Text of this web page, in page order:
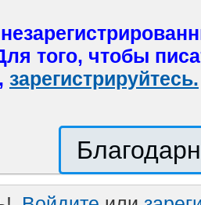
того, чтобы
зарегистрируйтесь.